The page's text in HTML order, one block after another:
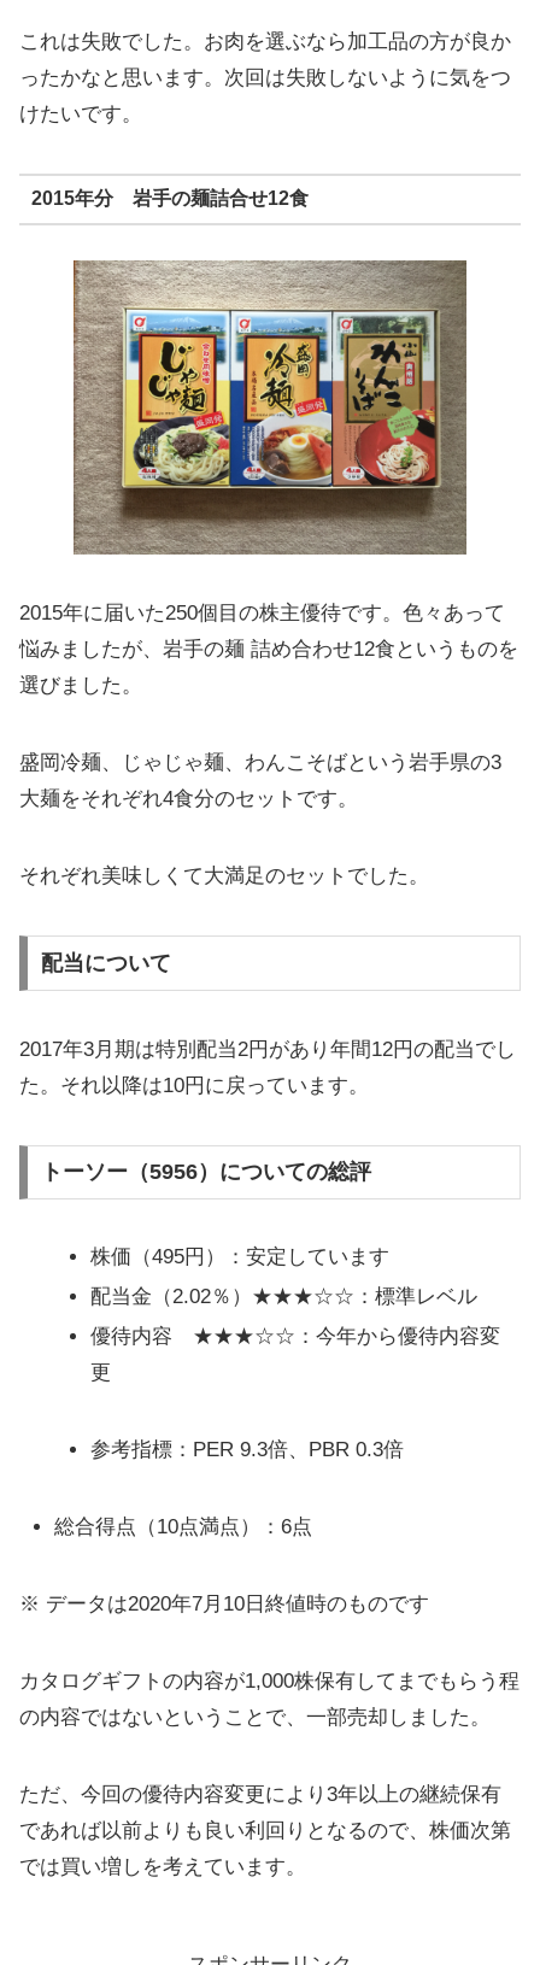
これは失敗でした。お肉を選ぶなら加工品の方が良か
ったかなと思います。次回は失敗しないように気をつ
けたいです。
2015年分 岩手の麺詰合せ12食
2015年に届いた250個目の株主優待です。色々あって
悩みましたが、岩手の麺 詰め合わせ12食というものを
選びました。
盛岡冷麺、じゃじゃ麺、わんこそばという岩手県の3
大麺をそれぞれ4食分のセットです。
それぞれ美味しくて大満足のセットでした。
配当について
2017年3月期は特別配当2円があり年間12円の配当でし
た。それ以降は10円に戻っています。
トーソー（5956）についての総評
株価（495円）：安定しています
配当金（2.02％）★★★☆☆：標準レベル
優待内容 ★★★☆☆：今年から優待内容変
更
参考指標：PER 9.3倍、PBR 0.3倍
総合得点（10点満点）：6点
※ データは2020年7月10日終値時のものです
カタログギフトの内容が1,000株保有してまでもらう程
の内容ではないということで、一部売却しました。
ただ、今回の優待内容変更により3年以上の継続保有
であれば以前よりも良い利回りとなるので、株価次第
では買い増しを考えています。